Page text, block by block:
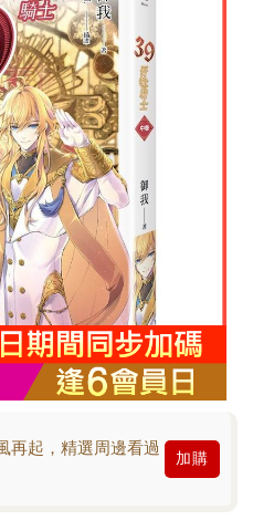
再起，精選周邊看過
加購